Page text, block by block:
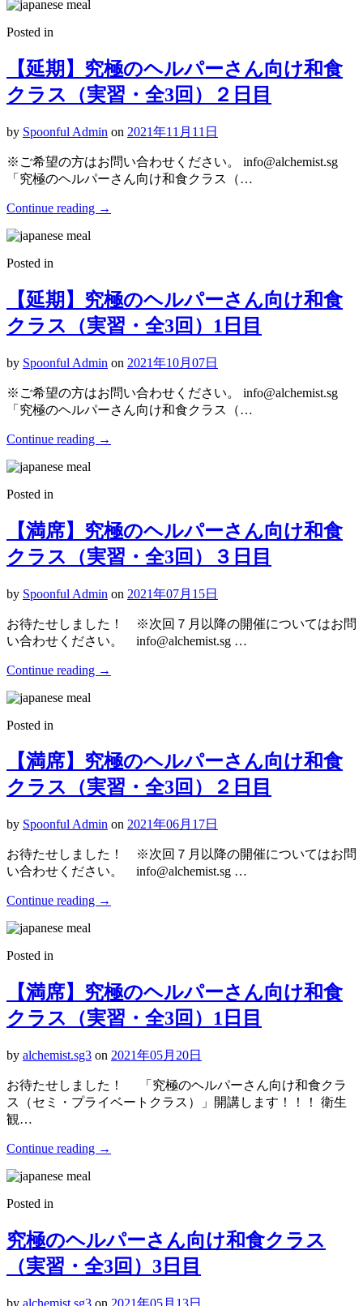
Posted in
【延期】究極のヘルパーさん向け和食
クラス（実習・全3回）２日目
by Spoonful Admin on 2021年11月11日
※ご希望の方はお問い合わせください。 info@alchemist.sg
「究極のヘルパーさん向け和食クラス（…
Continue reading →
Posted in
【延期】究極のヘルパーさん向け和食
クラス（実習・全3回）1日目
by Spoonful Admin on 2021年10月07日
※ご希望の方はお問い合わせください。 info@alchemist.sg
「究極のヘルパーさん向け和食クラス（…
Continue reading →
Posted in
【満席】究極のヘルパーさん向け和食
クラス（実習・全3回）３日目
by Spoonful Admin on 2021年07月15日
お待たせしました！ ※次回７月以降の開催についてはお問
い合わせください。 info@alchemist.sg …
Continue reading →
Posted in
【満席】究極のヘルパーさん向け和食
クラス（実習・全3回）２日目
by Spoonful Admin on 2021年06月17日
お待たせしました！ ※次回７月以降の開催についてはお問
い合わせください。 info@alchemist.sg …
Continue reading →
Posted in
【満席】究極のヘルパーさん向け和食
クラス（実習・全3回）1日目
by alchemist.sg3 on 2021年05月20日
お待たせしました！ 「究極のヘルパーさん向け和食クラ
ス（セミ・プライベートクラス）」開講します！！！ 衛生
観…
Continue reading →
Posted in
究極のヘルパーさん向け和食クラス
（実習・全3回）3日目
by alchemist.sg3 on 2021年05月13日